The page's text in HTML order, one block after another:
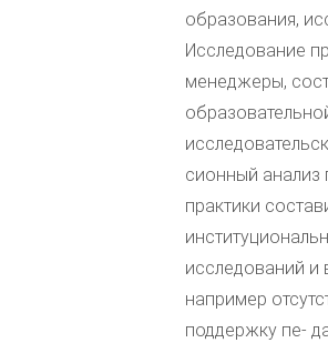
образования,
Исследование
менеджеры,
сионный анализ
практики
исследований и
например
поддержку пе-